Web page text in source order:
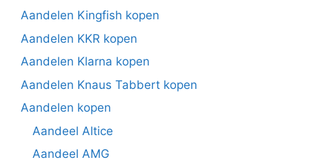
Aandelen Kingfish kopen
Aandelen KKR kopen
Aandelen Klarna kopen
Aandelen Knaus Tabbert kopen
Aandelen kopen
Aandeel Altice
Aandeel AMG